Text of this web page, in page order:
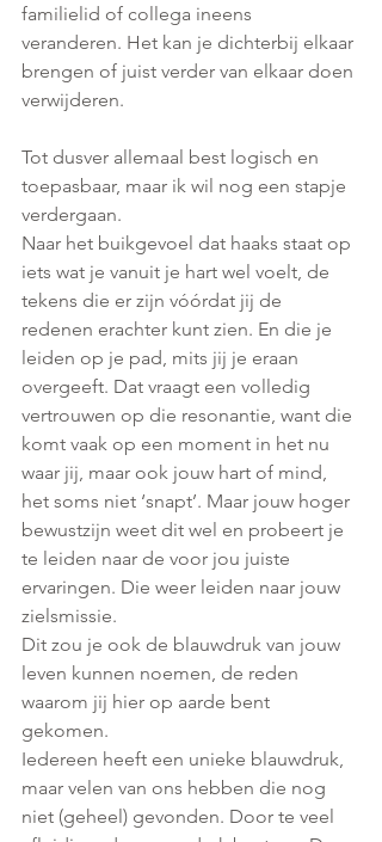
familielid of collega ineens
veranderen. Het kan je dichterbij elkaar
brengen of juist verder van elkaar doen
verwijderen.
Tot dusver allemaal best logisch en
toepasbaar, maar ik wil nog een stapje
verdergaan.
Naar het buikgevoel dat haaks staat op
iets wat je vanuit je hart wel voelt, de
tekens die er zijn vóórdat jij de
redenen erachter kunt zien. En die je
leiden op je pad, mits jij je eraan
overgeeft. Dat vraagt een volledig
vertrouwen op die resonantie, want die
komt vaak op een moment in het nu
waar jij, maar ook jouw hart of mind,
het soms niet ‘snapt’. Maar jouw hoger
bewustzijn weet dit wel en probeert je
te leiden naar de voor jou juiste
ervaringen. Die weer leiden naar jouw
zielsmissie.
Dit zou je ook de blauwdruk van jouw
leven kunnen noemen, de reden
waarom jij hier op aarde bent
gekomen.
Iedereen heeft een unieke blauwdruk,
maar velen van ons hebben die nog
niet (geheel) gevonden. Door te veel